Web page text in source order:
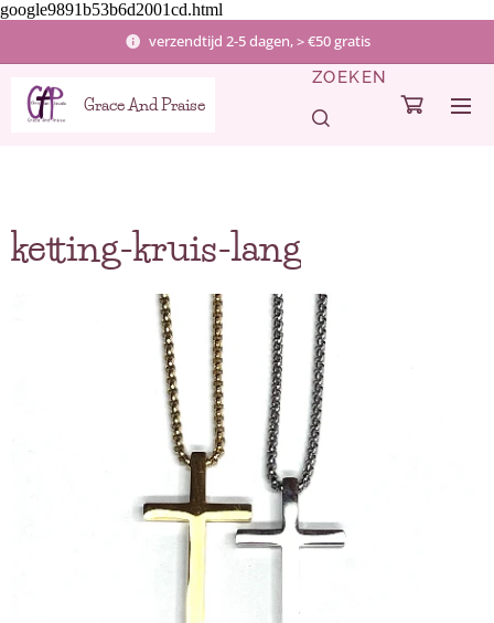
google9891b53b6d2001cd.html
verzendtijd 2-5 dagen, > €50 gratis
Grace And Praise
ZOEKEN
ketting-kruis-lang